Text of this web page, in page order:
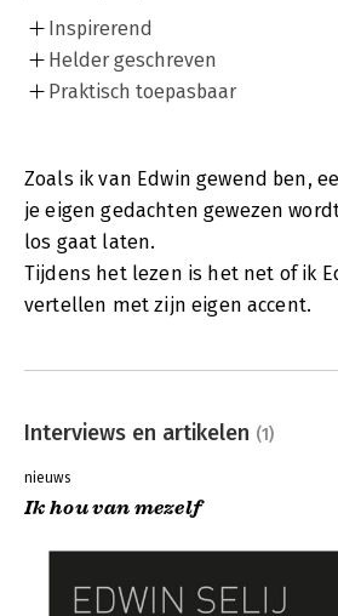
Inspirerend
Helder geschreven
Praktisch toepasbaar
Zoals ik van Edwin gewend ben,
je eigen gedachten gewezen
los gaat laten.
Tijdens het lezen is het net of ik
vertellen met zijn eigen accent.
Interviews en artikelen (1)
nieuws
Ik hou van mezelf